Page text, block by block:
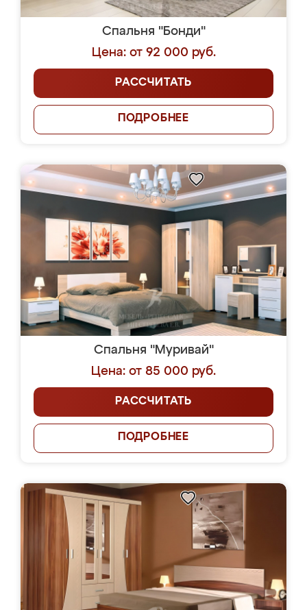
Спальня "Бонди"
Цена: от 92 000 руб.
РАССЧИТАТЬ
ПОДРОБНЕЕ
Спальня "Муривай"
Цена: от 85 000 руб.
РАССЧИТАТЬ
ПОДРОБНЕЕ